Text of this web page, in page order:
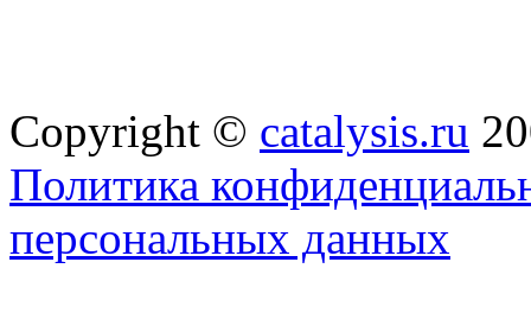
Copyright © catalysis.ru
Политика
персональных данных